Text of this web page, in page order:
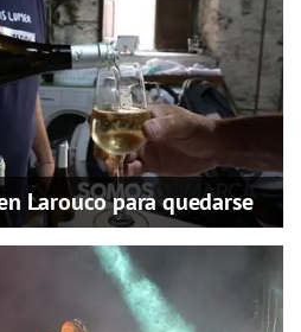
Larouco para quedarse